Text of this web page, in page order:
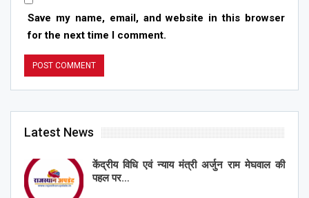
Save my name, email, and website in this browser
for the next time I comment.
Latest News
केंद्रीय विधि एवं न्याय मंत्री अर्जुन राम मेघवाल की
पहल पर…